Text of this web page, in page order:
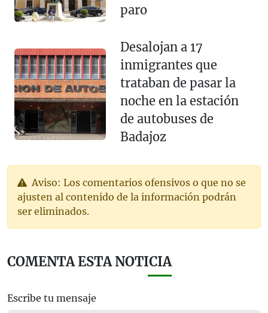
paro
Desalojan a 17
inmigrantes que
trataban de pasar la
noche en la estación
de autobuses de
Badajoz
Aviso: Los comentarios ofensivos o que no se
ajusten al contenido de la información podrán
ser eliminados.
COMENTA ESTA NOTICIA
Escribe tu mensaje